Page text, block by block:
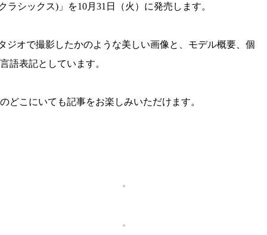
シックス)」を10月31日（火）に発売します。
ジオで撮影したかのような美しい画像と、モデル概要、個
語表記としています。
こにいても記事をお楽しみいただけます。